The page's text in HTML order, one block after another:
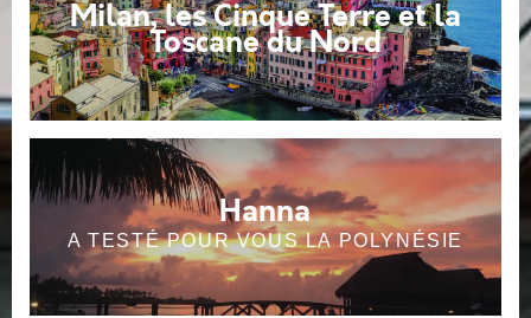
Milan, les Cinque Terre et la
Toscane du Nord
Hanna
A TESTÉ POUR VOUS LA POLYNÉSIE